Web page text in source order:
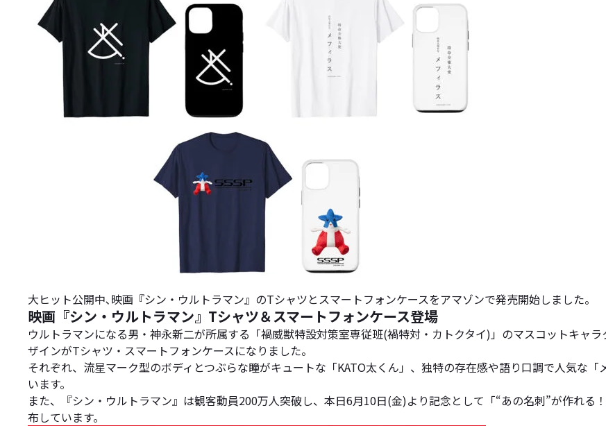
大ヒット公開中､映画『シン・ウルトラマン』のTシャツとスマートフォンケースをアマゾンで発売開始しました。
映画『シン・ウルトラマン』Tシャツ＆スマートフォンケース登場
ウルトラマンになる男・神永新二が所属する「禍威獣特設対策室専従班(禍特対・カトクタイ)」のマスコットキャ
ザインがTシャツ・スマートフォンケースになりました。
それぞれ、流星マーク型のボディとつぶらな瞳がキュートな「KATO太くん」、独特の存在感や語り口調で人気な
います。
また、『シン・ウルトラマン』は観客動員200万人突破し、本日6月10日(金)より記念として「“あの名刺”が作れ
布しています。